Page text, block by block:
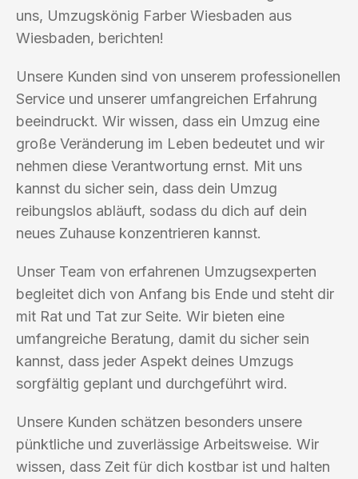
uns, Umzugskönig Farber Wiesbaden aus
Wiesbaden, berichten!
Unsere Kunden sind von unserem professionellen
Service und unserer umfangreichen Erfahrung
beeindruckt. Wir wissen, dass ein Umzug eine
große Veränderung im Leben bedeutet und wir
nehmen diese Verantwortung ernst. Mit uns
kannst du sicher sein, dass dein Umzug
reibungslos abläuft, sodass du dich auf dein
neues Zuhause konzentrieren kannst.
Unser Team von erfahrenen Umzugsexperten
begleitet dich von Anfang bis Ende und steht dir
mit Rat und Tat zur Seite. Wir bieten eine
umfangreiche Beratung, damit du sicher sein
kannst, dass jeder Aspekt deines Umzugs
sorgfältig geplant und durchgeführt wird.
Unsere Kunden schätzen besonders unsere
pünktliche und zuverlässige Arbeitsweise. Wir
wissen, dass Zeit für dich kostbar ist und halten